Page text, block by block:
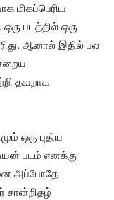
மிகப்பெரிய
படத்தில் ஒரு
ஆனால் இதில் பல
தவறாக
ஒரு புதிய
படம் எனக்கு
அப்போதே
சான்றிதழ்